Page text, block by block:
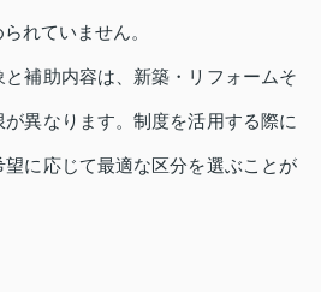
れていません。
補助内容は、新築・リフォームそ
異なります。制度を活用する際に
に応じて最適な区分を選ぶことが